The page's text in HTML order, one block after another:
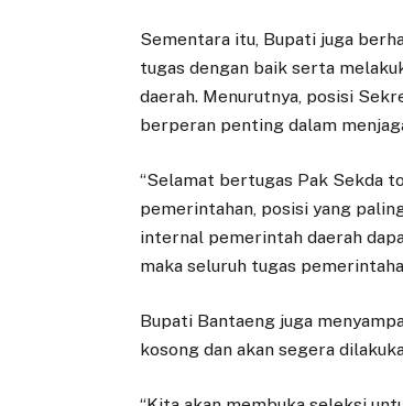
Sementara itu, Bupati juga
tugas dengan baik serta
daerah. Menurutnya, posisi
berperan penting dalam
“Selamat bertugas Pak Sekda
pemerintahan, posisi yang
internal pemerintah daerah
maka seluruh tugas
Bupati Bantaeng juga
kosong dan akan segera